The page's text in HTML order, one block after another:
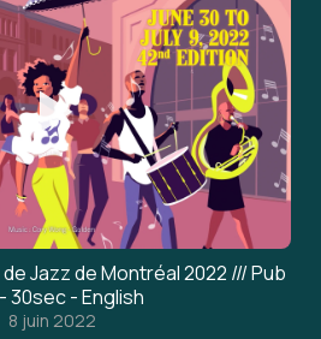
Jazz de Montréal 2022 /// Pub
30sec - English
8 juin 2022